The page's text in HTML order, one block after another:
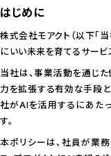
はじめに
株式会社モアクト（以下「当
にいい未来を育てるサービ
当社は、事業活動を通じ
力を拡張する有効な手段と
社がAIを活用するにあた
す。
本ポリシーは、社員が業